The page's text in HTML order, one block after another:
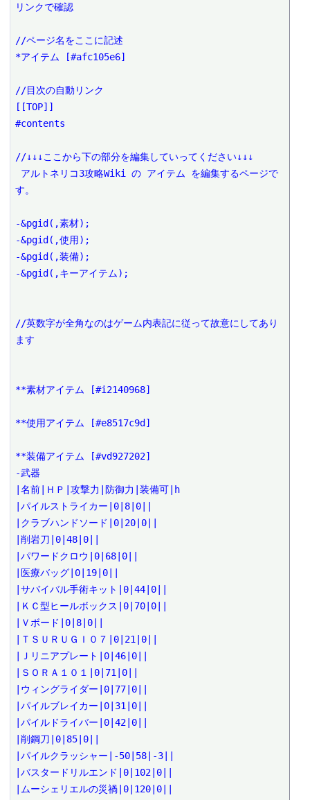
リンクで確認
//ページ名をここに記述
*アイテム [#afc105e6]
//目次の自動リンク
[[TOP]]
#contents
//↓↓↓ここから下の部分を編集していってください↓↓↓
す。
-&pgid(,素材);
-&pgid(,使用);
-&pgid(,装備);
-&pgid(,キーアイテム);
//英数字が全角なのはゲーム内表記に従って故意にしてあり
ます
**素材アイテム [#i2140968]
**使用アイテム [#e8517c9d]
**装備アイテム [#vd927202]
-武器
|名前|ＨＰ|攻撃力|防御力|装備可|h
|パイルストライカー|0|8|0||
|クラブハンドソード|0|20|0||
|削岩刀|0|48|0||
|パワードクロウ|0|68|0||
|医療バッグ|0|19|0||
|サバイバル手術キット|0|44|0||
|ＫＣ型ヒールボックス|0|70|0||
|Ｖボード|0|8|0||
|ＴＳＵＲＵＧＩ０７|0|21|0||
|Ｊリニアプレート|0|46|0||
|ＳＯＲＡ１０１|0|71|0||
|ウィングライダー|0|77|0||
|パイルブレイカー|0|31|0||
|パイルドライバー|0|42|0||
|削鋼刀|0|85|0||
|パイルクラッシャー|-50|58|-3||
|バスタードリルエンド|0|102|0||
|ムーシェリエルの災禍|0|120|0||